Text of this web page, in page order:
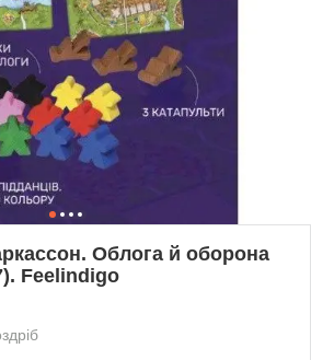
Облога й оборона
Feelindigo